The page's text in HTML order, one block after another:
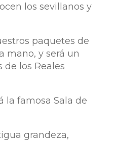
los sevillanos y
paquetes de
mano, y será un
los Reales
la famosa Sala de
grandeza,